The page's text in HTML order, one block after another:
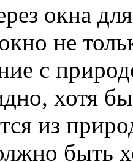
окна
не
с
хотя
из
быть